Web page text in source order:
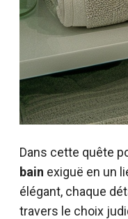
Dans cette quête
bain exiguë en un
élégant, chaque
travers le choix